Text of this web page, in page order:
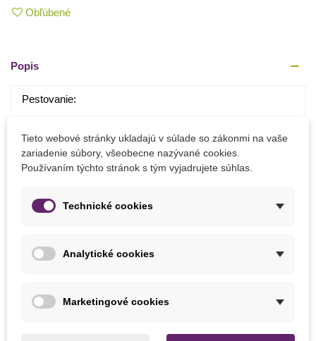
Obľúbené
Popis
Pestovanie:
slnečné miesto
MOHLI BYSTE EŠTE POTREBOVAŤ
Tieto webové stránky ukladajú v súlade so zákonmi na vaše
zariadenie súbory, všeobecne nazývané cookies.
Používaním týchto stránok s tým vyjadrujete súhlas.
Technické cookies
Analytické cookies
Marketingové cookies